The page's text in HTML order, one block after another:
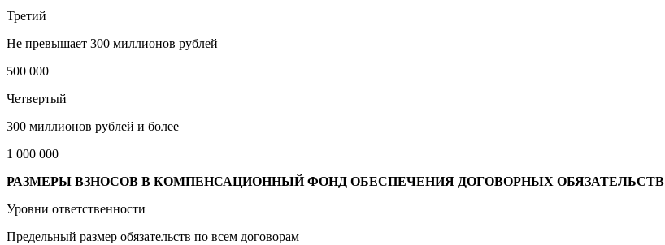
Третий
Не превышает 300 миллионов рублей
500 000
Четвертый
300 миллионов рублей и более
1 000 000
РАЗМЕРЫ ВЗНОСОВ В КОМПЕНСАЦИОННЫЙ ФОНД ОБЕСПЕЧЕНИЯ ДОГОВОРНЫХ ОБЯЗАТЕЛЬСТВ
Уровни ответственности
Предельный размер обязательств по всем договорам